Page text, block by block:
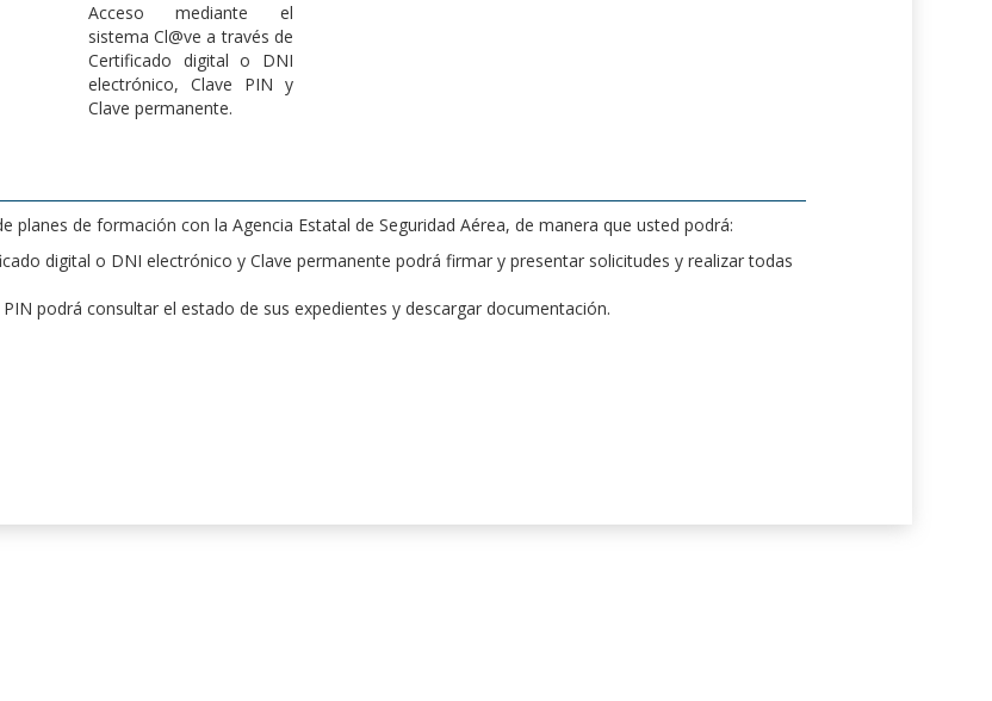
Acceso mediante el
sistema Cl@ve a través de
Certificado digital o DNI
electrónico, Clave PIN y
Clave permanente.
planes de formación con la Agencia Estatal de Seguridad Aérea, de manera que usted podrá:
digital o DNI electrónico y Clave permanente podrá firmar y presentar solicitudes y realizar todas
podrá consultar el estado de sus expedientes y descargar documentación.